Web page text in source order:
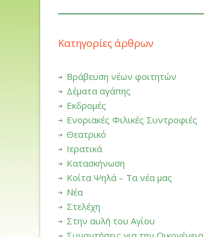
Κατηγορίες άρθρων
Βράβευση νέων φοιτητών
Δέματα αγάπης
Εκδρομές
Ενοριακές Φιλικές Συντροφιές
Θεατρικό
Ιερατικά
Κατασκήνωση
Κοίτα Ψηλά – Τα νέα μας
Νέα
Στελέχη
Στην αυλή του Αγίου